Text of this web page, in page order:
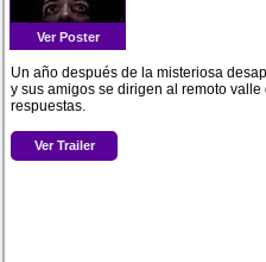
Ver Poster
Un año después de la misteriosa
y sus amigos se dirigen al remoto
respuestas.
Ver Trailer